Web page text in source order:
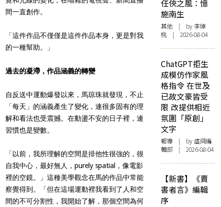
間一直創作。
「這件作品不僅僅是這件作品本身，更是對我
的一種幫助。」
過去的凝滯，作品涵義的轉變
自反送中運動爆發以來，馬琼珠就發現，不止
「每天」的涵義產生了變化，連很多固有的理
解和看法也受震撼。在動盪不安的日子裡，連
習慣也是變數。
「以前，我所理解的空間是排他性很強的，很
自我中心，最好無人，purely spatial，像電影
裡的空鏡。」這種美學觀念在馬的作品中常能
察覺得到。「但在這場運動裡我看到了人和空
間的不可分割性，我開始了解，那個空間為何
任俠之風：憶
施南生
其他 | by 李焯
桃 | 2026-08-04
ChatGPT拒生
成模仿作家風
格指令 在世及
已故文豪皆受
限 改提供相近
氛圍「原創」
文字
報導 | by 虛詞編
輯部 | 2026-08-04
【新書】《賣
書者言》編輯
序